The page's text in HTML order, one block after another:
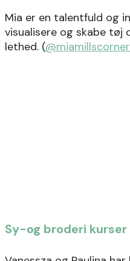
Mia er en talentfuld og
visualisere og skabe
lethed. (
Sy-og broderi kurser